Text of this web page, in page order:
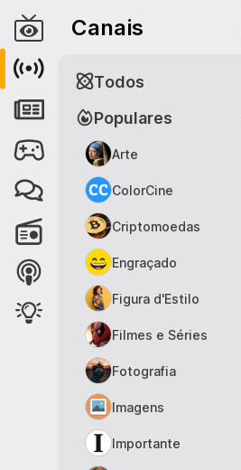
Canais
Populares
Arte
ColorCine
Criptomoedas
Engraçado
Figura d'Estilo
Filmes e Séries
Fotografia
Imagens
Importante
Todos